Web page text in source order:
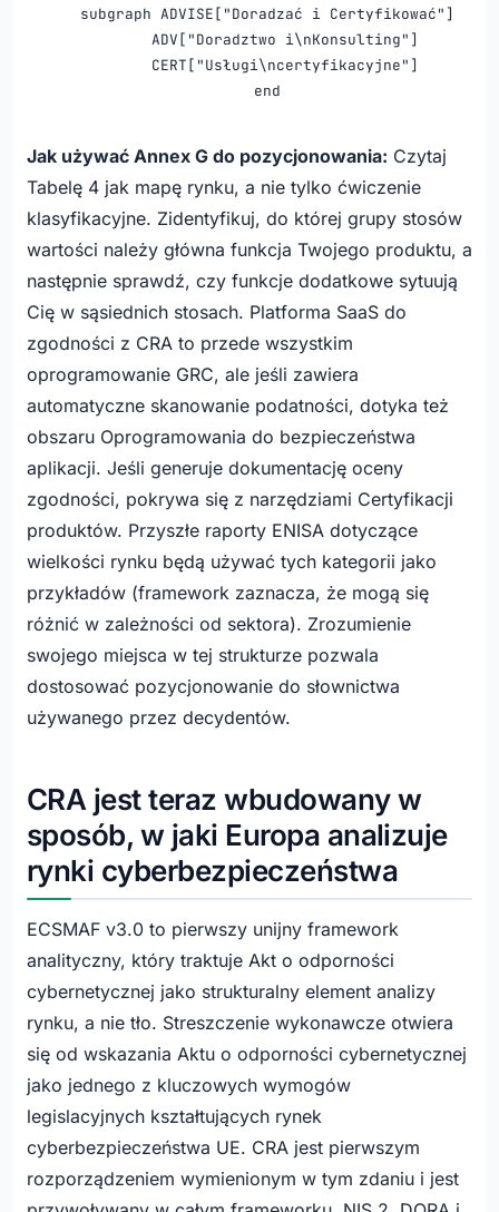
    subgraph ADVISE["Doradzać i Certyfikować"]
        ADV["Doradztwo i\nKonsulting"]
        CERT["Usługi\ncertyfikacyjne"]
    end
CERT -.- |"Certyfikacja Produktów\nOcena
ADV -.- |"Compliance i Audyt\nAnaliza luk"|
style CRA_TOOL
    style SW fill:#1a3a5c,color:#fff,stroke:#0d6efd
    style CERT fill:#1a3a5c,color:#fff,stroke:#0d6efd
    style ADV fill:#1a3a5c,color:#fff,stroke:#0d6efd
style RD
style HW
style DIST
style MS
Jak używać Annex G do pozycjonowania: Czytaj
Tabelę 4 jak mapę rynku, a nie tylko ćwiczenie
klasyfikacyjne. Zidentyfikuj, do której grupy stosów
wartości należy główna funkcja Twojego produktu, a
następnie sprawdź, czy funkcje dodatkowe sytuują
Cię w sąsiednich stosach. Platforma SaaS do
zgodności z CRA to przede wszystkim
oprogramowanie GRC, ale jeśli zawiera
automatyczne skanowanie podatności, dotyka też
obszaru Oprogramowania do bezpieczeństwa
aplikacji. Jeśli generuje dokumentację oceny
zgodności, pokrywa się z narzędziami Certyfikacji
produktów. Przyszłe raporty ENISA dotyczące
wielkości rynku będą używać tych kategorii jako
przykładów (framework zaznacza, że mogą się
różnić w zależności od sektora). Zrozumienie
swojego miejsca w tej strukturze pozwala
dostosować pozycjonowanie do słownictwa
używanego przez decydentów.
CRA jest teraz wbudowany w
sposób, w jaki Europa analizuje
rynki cyberbezpieczeństwa
ECSMAF v3.0 to pierwszy unijny framework
analityczny, który traktuje Akt o odporności
cybernetycznej jako strukturalny element analizy
rynku, a nie tło. Streszczenie wykonawcze otwiera
się od wskazania Aktu o odporności cybernetycznej
jako jednego z kluczowych wymogów
legislacyjnych kształtujących rynek
cyberbezpieczeństwa UE. CRA jest pierwszym
rozporządzeniem wymienionym w tym zdaniu i jest